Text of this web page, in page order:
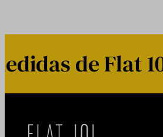
de Flat 101